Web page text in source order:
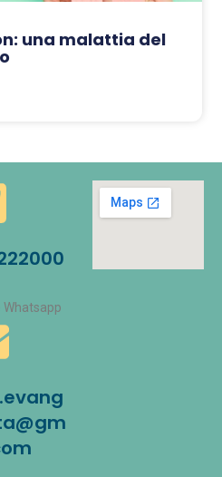
una malattia del
Whatsapp